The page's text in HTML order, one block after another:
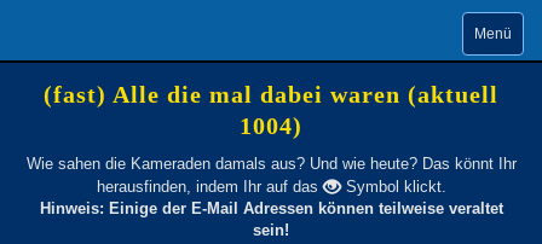
Menü
(fast) Alle die mal dabei waren (aktuell
1004)
Wie sahen die Kameraden damals aus? Und wie heute? Das könnt Ihr
herausfinden, indem Ihr auf das
Symbol klickt.
Hinweis: Einige der E-Mail Adressen können teilweise veraltet
sein!